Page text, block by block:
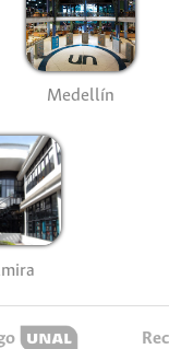
Medellín